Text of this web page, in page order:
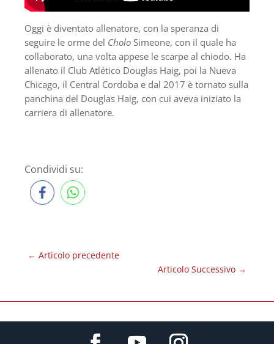
Oggi è diventato allenatore, con la speranza di
seguire le orme del Cholo Simeone, con il quale ha
collaborato, una volta appese le scarpe al chiodo. Ha
allenato il Club Atlético Douglas Haig, poi la Nueva
Chicago, il Central Cordoba e dal 2017 è tornato sulla
panchina del Douglas Haig, con cui aveva iniziato la
carriera di allenatore.
Condividi su:
← Articolo precedente
Articolo Successivo →